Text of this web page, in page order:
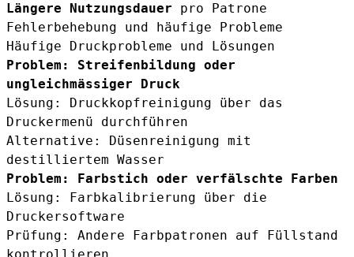
Längere Nutzungsdauer pro Patrone
Fehlerbehebung und häufige Probleme
Häufige Druckprobleme und Lösungen
Problem: Streifenbildung oder
ungleichmässiger Druck
Lösung: Druckkopfreinigung über das
Druckermenü durchführen
Alternative: Düsenreinigung mit
destilliertem Wasser
Problem: Farbstich oder verfälschte Farben
Lösung: Farbkalibrierung über die
Druckersoftware
Prüfung: Andere Farbpatronen auf Füllstand
kontrollieren